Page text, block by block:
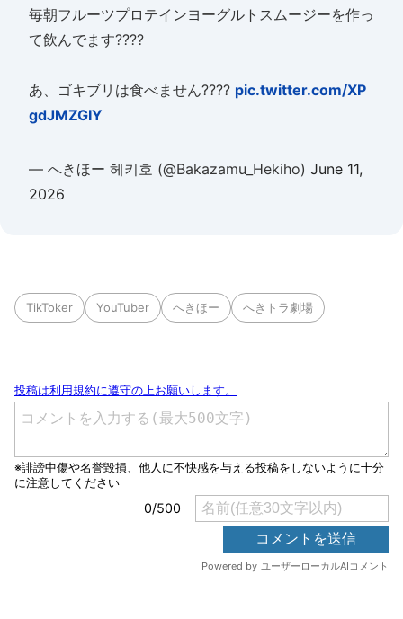
毎朝フルーツプロテインヨーグルトスムージーを作っ
て飲んでます????
あ、ゴキブリは食べません???? pic.twitter.com/XP
gdJMZGIY
— へきほー 헤키호 (@Bakazamu_Hekiho) June 11,
2026
TikToker YouTuber へきほー へきトラ劇場